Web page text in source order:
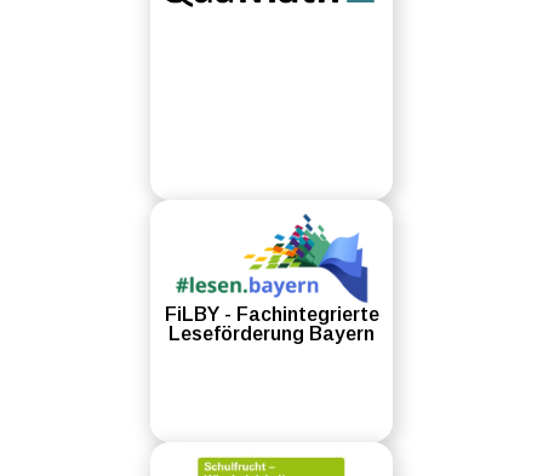
FiLBY - Fachintegrierte
Leseförderung Bayern